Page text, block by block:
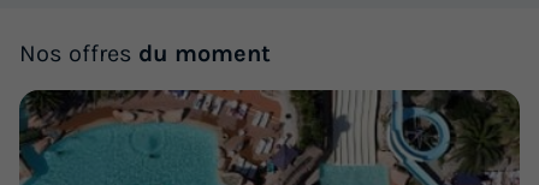
Nos offres du moment